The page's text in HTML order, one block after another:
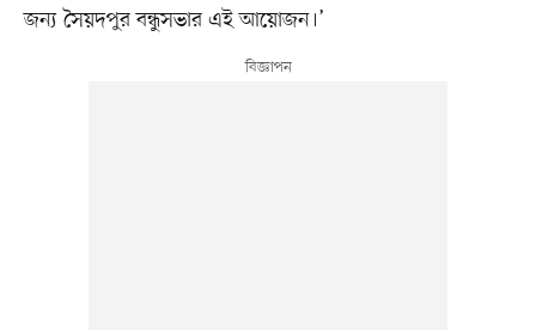
জন্য সৈয়দপুর বন্ধুসভার এই আয়োজন।’